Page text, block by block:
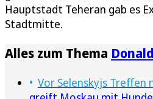
Hauptstadt Teheran gab es
Stadtmitte.
Alles zum Thema
Vor Selenskyjs Treffen